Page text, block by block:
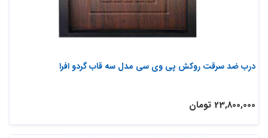
درب ضد سرقت روکش پی وی سی مدل سه قاب گردو افرا
23,800,000 تومان